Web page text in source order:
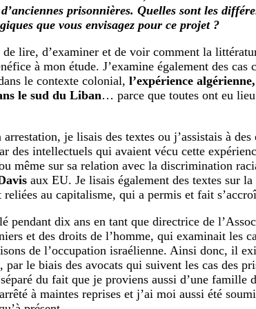
prisonnières. Quelles sont les
que vous envisagez pour ce projet ?
de lire, d’examiner et de voir comment la
à mon étude. J’examine également des
le contexte colonial, l’expérience
le sud du Liban… parce que toutes ont eu
je lisais des textes ou j’assistais à
des intellectuels qui avaient vécu cette
même sur sa relation avec la discrimination
aux EU. Je lisais également des textes sur
reliées au capitalisme, qui a permis et fait
pendant dix ans en tant que directrice de
et des droits de l’homme, qui examinait les
de l’occupation israélienne. Ainsi donc, il
par le biais des avocats qui suivent les cas des
du fait que je proviens aussi d’une famille
à maintes reprises et j’ai moi aussi été